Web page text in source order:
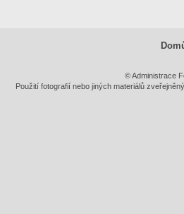
© Administrace
Použití fotografií nebo jiných materiálů